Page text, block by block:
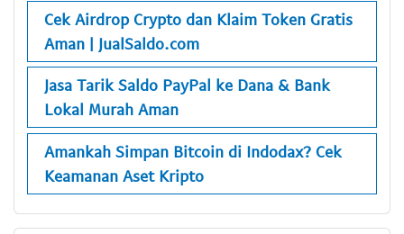
Cek Airdrop Crypto dan Klaim Token Gratis
Aman | JualSaldo.com
Jasa Tarik Saldo PayPal ke Dana & Bank
Lokal Murah Aman
Amankah Simpan Bitcoin di Indodax? Cek
Keamanan Aset Kripto